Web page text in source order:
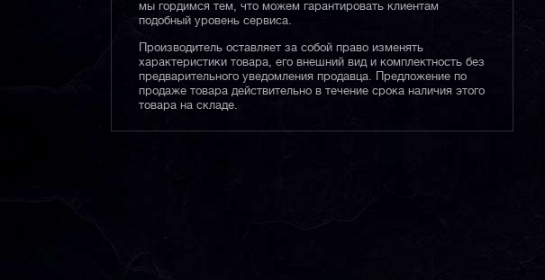
мы гордимся тем, что можем гарантировать клиентам
подобный уровень сервиса.
Производитель оставляет за собой право изменять
характеристики товара, его внешний вид и комплектность без
предварительного уведомления продавца. Предложение по
продаже товара действительно в течение срока наличия этого
товара на складе.